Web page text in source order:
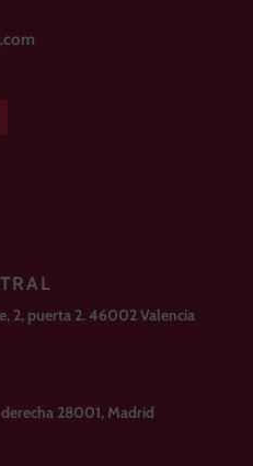
2, puerta 2. 46002 Valencia
28001, Madrid